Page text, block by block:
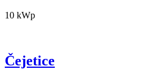
10 kWp
Čejetice